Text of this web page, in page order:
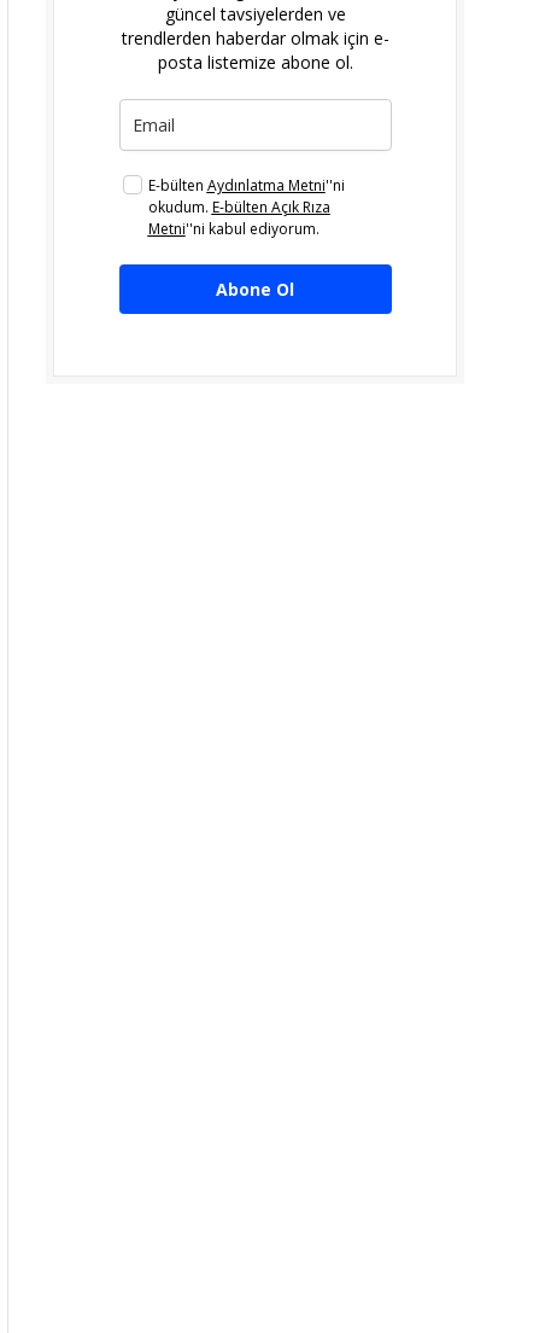
güncel tavsiyelerden ve
trendlerden haberdar olmak için e-
posta listemize abone ol.
E-bülten Aydınlatma Metni''ni
okudum. E-bülten Açık Rıza
Metni''ni kabul ediyorum.
Abone Ol